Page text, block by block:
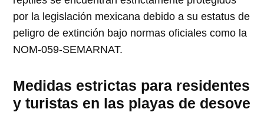
por la legislación mexicana debido a su estatus de
peligro de extinción bajo normas oficiales como la
NOM-059-SEMARNAT.
Medidas estrictas para residentes
y turistas en las playas de desove